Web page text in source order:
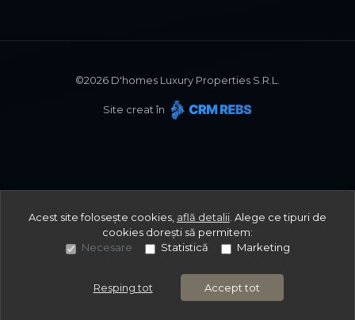
Sună acum Solicită vizionare
©2026 D'homes Luxury Properties S.R.L.
Site creat în
Acest site folosește cookies, află detalii Alege ce tipuri de
cookies dorești să permitem:
Necesare
Statistică Marketing
Resping tot Accept tot